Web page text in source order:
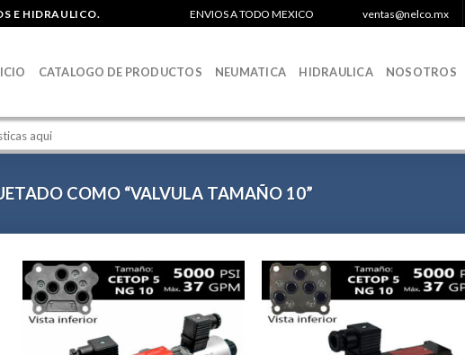
E HIDRAULICO. ENVIOS A TODO MEXICO ventas@nelco.mx
CATALOGO DE PRODUCTOS NEUMATICA HIDRAULICA NOSOTROS
COMO “VALVULA TAMAÑO 10”
a la
Lista de
deseos
deseos